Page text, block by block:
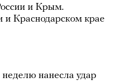
и Крым.
и Краснодарском крае
неделю нанесла удар